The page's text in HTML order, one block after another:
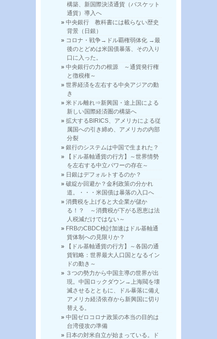
構築、新国際決済通貨（バスケット
通貨）導入へ
中央銀行 教科書には載らない歴史
背景（日銀）
コロナ・戦争→ドル覇権弱体化 →最
後のとどめは米国債暴落、その入り
口に入った。
中央銀行の力の根源 ～通貨発行権
と徴税権～
世界経済を左右する中央アジアの動
き
米ドル離れ⇒新興国・途上国による
新しい国際経済圏の構築へ
拡大するBIRICS、アメリカによる従
属国への引き締め、アメリカの内部
分裂
銀行のシステムは中国で生まれた？
【ドル基軸通貨の行方】～世界情勢
を左右する中立パワーの存在～
日銀はデフォルトするのか？
破綻か回避か？金利政策の分かれ
道。・・・米国債は暴落の入口へ
消費税を上げると大企業が儲か
る！？ ～消費税が下がる恩恵は法
人税減だけではない～
FRBのCBDC検討加速はドル基軸通
貨体制への見限りか？
【ドル基軸通貨の行方】～各国の通
貨戦略：世界最大人口国となるイン
ドの動き～
３つの勢力から中国主導の世界が出
現。中国ロックダウン→上海閥を壊
滅させるとともに、ドル暴落に備え
アメリカ経済依存から新興国に切り
替える。
中国ゼロコロナ政策の本当の目的は
台湾侵攻の準備
日本の対米自立が始まっている。ド